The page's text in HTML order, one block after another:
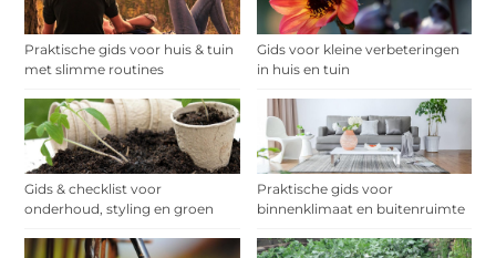
Praktische gids voor huis & tuin
met slimme routines
Gids voor kleine verbeteringen
in huis en tuin
Gids & checklist voor
onderhoud, styling en groen
Praktische gids voor
binnenklimaat en buitenruimte